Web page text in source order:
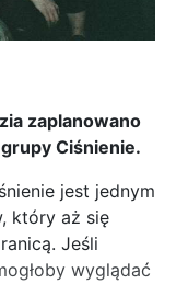
zaplanowano
Ciśnienie.
jest jednym
który aż się
Jeśli
wyglądać